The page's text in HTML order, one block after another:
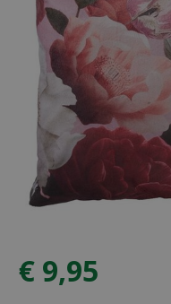
€ 9,95